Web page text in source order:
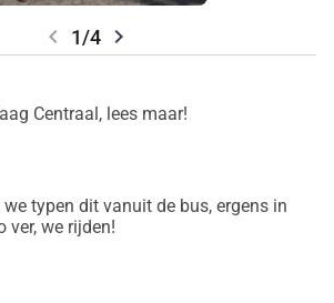
chevron_left 1/4 chevron_right
Centraal, lees maar!
we typen dit vanuit de bus, ergens in
ver, we rijden!